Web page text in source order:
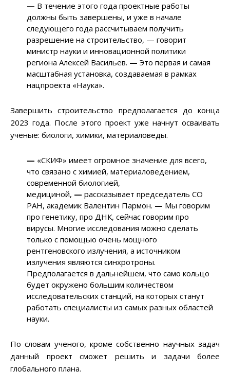
— В течение этого года проектные работы
должны быть завершены, и уже в начале
следующего года рассчитываем получить
разрешение на строительство, — говорит
министр науки и инновационной политики
региона Алексей Васильев. — Это первая и самая
масштабная установка, создаваемая в рамках
нацпроекта «Наука».
Завершить строительство предполагается до конца
2023 года. После этого проект уже начнут осваивать
ученые: биологи, химики, материаловеды.
— «СКИФ» имеет огромное значение для всего,
что связано с химией, материаловедением,
современной биологией,
медициной, — рассказывает председатель СО
РАН, академик Валентин Пармон. — Мы говорим
про генетику, про ДНК, сейчас говорим про
вирусы. Многие исследования можно сделать
только с помощью очень мощного
рентгеновского излучения, а источником
излучения являются синхротроны.
Предполагается в дальнейшем, что само кольцо
будет окружено большим количеством
исследовательских станций, на которых станут
работать специалисты из самых разных областей
науки.
По словам ученого, кроме собственно научных задач
данный проект сможет решить и задачи более
глобального плана.